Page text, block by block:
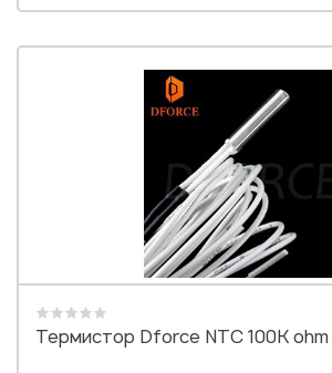
Термистор Dforce NTC 100K